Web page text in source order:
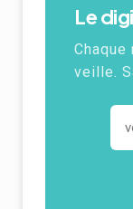
Le
Chaque
veille.